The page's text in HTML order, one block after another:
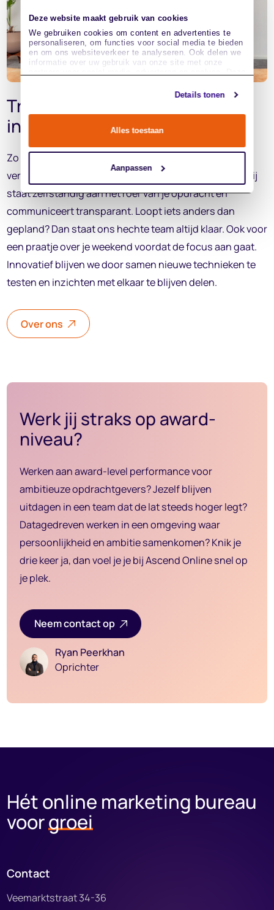
Deze website maakt gebruik van cookies
We gebruiken cookies om content en advertenties te
personaliseren, om functies voor social media te bieden
en om ons websiteverkeer te analyseren. Ook delen we
informatie over uw gebruik van onze site met onze
informatie die u aan ze heeft verstrekt of die ze hebben
Details tonen
Alles toestaan
Aanpassen
Transparant, persoonlijken
innovatief
Zo werken we bij Ascend Online. Altijd op basis van
vertrouwen. Geen overheadrollen of controlecultuur: jij
staat zelfstandig aan het roer van je opdracht en
communiceert transparant. Loopt iets anders dan
gepland? Dan staat ons hechte team altijd klaar. Ook voor
een praatje over je weekend voordat de focus aan gaat.
Innovatief blijven we door samen nieuwe technieken te
testen en inzichten met elkaar te blijven delen.
Over ons
Werk jij straks op award-
niveau?
Werken aan award-level performance voor
ambitieuze opdrachtgevers? Jezelf blijven
uitdagen in een team dat de lat steeds hoger legt?
Datagedreven werken in een omgeving waar
persoonlijkheid en ambitie samenkomen? Knik je
drie keer ja, dan voel je je bij Ascend Online snel op
je plek.
Neem contact op
Ryan Peerkhan
Oprichter
Hét online marketing bureau
voorgroei
Contact
Veemarktstraat 34-36